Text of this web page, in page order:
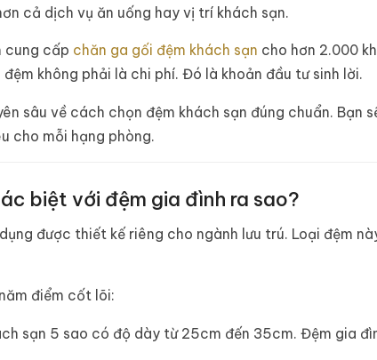
cả dịch vụ ăn uống hay vị trí khách sạn.
cung cấp chăn ga gối đệm khách sạn cho hơn 2.000
không phải là chi phí. Đó là khoản đầu tư sinh lời.
sâu về cách chọn đệm khách sạn đúng chuẩn. Bạn
cho mỗi hạng phòng.
biệt với đệm gia đình ra sao?
được thiết kế riêng cho ngành lưu trú. Loại đệm
điểm cốt lõi:
sạn 5 sao có độ dày từ 25cm đến 35cm. Đệm gia